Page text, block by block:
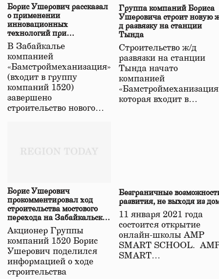
Борис Ушерович рассказал
о применении
инновационных
технологий при
строительстве нового моста
в Забайкалье
В Забайкалье
компанией
«Бамстроймеханизация»
(входит в группу
компаний 1520)
завершено
строительство нового…
Группа компаний Бориса
Ушеровича строит новую
д развязку на станции
Тында
Строительство ж/д
развязки на станции
Тында начато
компанией
которая входит в…
Борис Ушерович
прокомментировал ход
строительства мостового
перехода на Забайкальской
железной дороге
Акционер Группы
компаний 1520 Борис
Ушерович поделился
информацией о ходе
строительства
Безграничные
развития, не выходя из
11 января 2021 года
состоится открытие
онлайн-школы АМР
SMART SCHOOL.
SMART…